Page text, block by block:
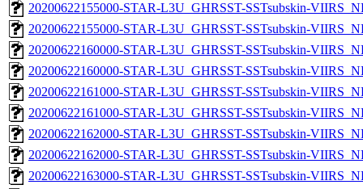
20200622155000-STAR-L3U_GHRSST-SSTsubskin-
20200622155000-STAR-L3U_GHRSST-SSTsubskin-
20200622160000-STAR-L3U_GHRSST-SSTsubskin-
20200622160000-STAR-L3U_GHRSST-SSTsubskin-
20200622161000-STAR-L3U_GHRSST-SSTsubskin-
20200622161000-STAR-L3U_GHRSST-SSTsubskin-
20200622162000-STAR-L3U_GHRSST-SSTsubskin-
20200622162000-STAR-L3U_GHRSST-SSTsubskin-
20200622163000-STAR-L3U_GHRSST-SSTsubskin-